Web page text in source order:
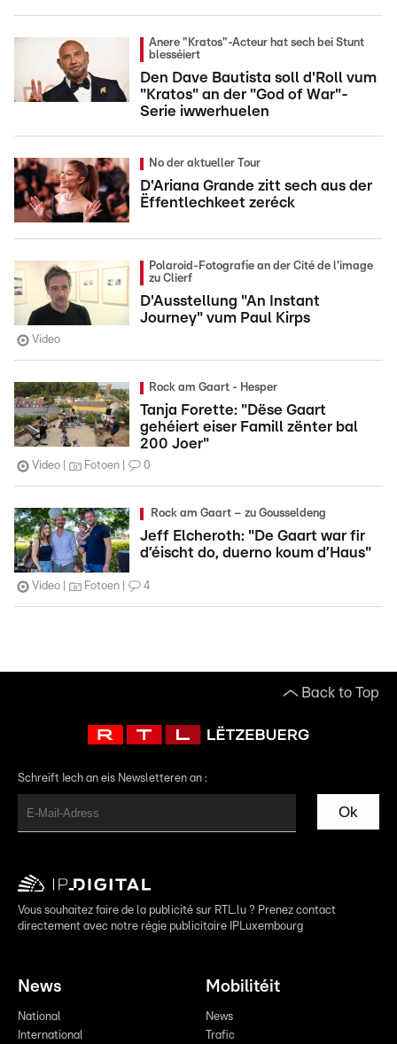
Anere "Kratos"-Acteur hat sech bei Stunt
blesséiert
Den Dave Bautista soll d'Roll vum
"Kratos" an der "God of War"-
Serie iwwerhuelen
No der aktueller Tour
D'Ariana Grande zitt sech aus der
Ëffentlechkeet zeréck
Polaroid-Fotografie an der Cité de l'image
zu Clierf
D'Ausstellung "An Instant
Journey" vum Paul Kirps
Video
Rock am Gaart - Hesper
Tanja Forette: "Dëse Gaart
gehéiert eiser Famill zënter bal
200 Joer"
Video Fotoen 0
Rock am Gaart – zu Gousseldeng
Jeff Elcheroth: "De Gaart war fir
d’éischt do, duerno koum d’Haus"
Video Fotoen 4
Back to Top
Schreift Iech an eis Newsletteren an :
Ok
Vous souhaitez faire de la publicité sur RTL.lu ? Prenez contact
directement avec notre régie publicitaire IPLuxembourg
News
National
International
Mobilitéit
News
Trafic